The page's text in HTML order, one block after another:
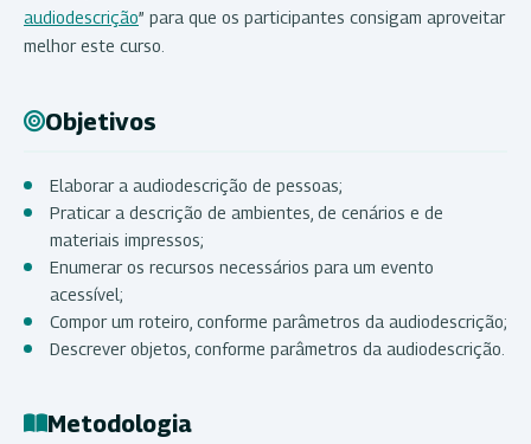
audiodescrição” para que os participantes consigam aproveitar
melhor este curso.
Objetivos
Elaborar a audiodescrição de pessoas;
Praticar a descrição de ambientes, de cenários e de
materiais impressos;
Enumerar os recursos necessários para um evento
acessível;
Compor um roteiro, conforme parâmetros da audiodescrição;
Descrever objetos, conforme parâmetros da audiodescrição.
Metodologia